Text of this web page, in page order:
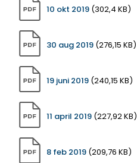
10 okt 2019 (302,4 KB)
30 aug 2019 (276,15 KB)
19 juni 2019 (240,15 KB)
11 april 2019 (227,92 KB)
8 feb 2019 (209,76 KB)